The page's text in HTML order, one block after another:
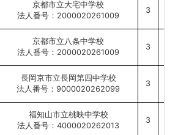
京都市立大宅中学校
法人番号：2000020261009
3
京都市立八条中学校
法人番号：2000020261009
3
長岡京市立長岡第四中学校
法人番号：9000020262099
3
福知山市立桃映中学校
法人番号：4000020262013
3